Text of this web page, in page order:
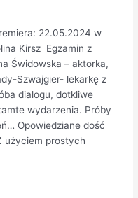
22.05.2024 w
Kirsz Egzamin z
Świdowska – aktorka,
Szwajgier- lekarkę z
dialogu, dotkliwe
wydarzenia. Próby
Opowiedziane dość
użyciem prostych